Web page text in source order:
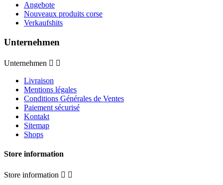
Angebote
Nouveaux produits corse
Verkaufshits
Unternehmen
Unternehmen  
Livraison
Mentions légales
Conditions Générales de Ventes
Paiement sécurisé
Kontakt
Sitemap
Shops
Store information
Store information  